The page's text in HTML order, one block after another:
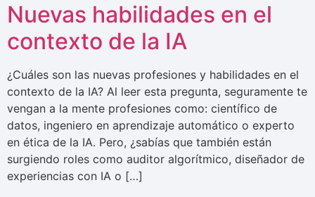
Nuevas habilidades en el
contexto de la IA
¿Cuáles son las nuevas profesiones y habilidades en el
contexto de la IA? Al leer esta pregunta, seguramente te
vengan a la mente profesiones como: científico de
datos, ingeniero en aprendizaje automático o experto
en ética de la IA. Pero, ¿sabías que también están
surgiendo roles como auditor algorítmico, diseñador de
experiencias con IA o […]